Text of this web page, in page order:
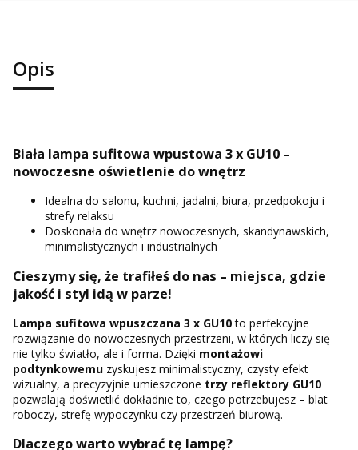
Opis
Biała lampa sufitowa wpustowa 3 x GU10 –
nowoczesne oświetlenie do wnętrz
Idealna do salonu, kuchni, jadalni, biura, przedpokoju i
strefy relaksu
Doskonała do wnętrz nowoczesnych, skandynawskich,
minimalistycznych i industrialnych
Cieszymy się, że trafiłeś do nas – miejsca, gdzie
jakość i styl idą w parze!
Lampa sufitowa wpuszczana 3 x GU10to perfekcyjne
rozwiązanie do nowoczesnych przestrzeni, w których liczy się
nie tylko światło, ale i forma. Dzięki montażowi
podtynkowemu zyskujesz minimalistyczny, czysty efekt
wizualny, a precyzyjnie umieszczone trzy reflektory GU10
pozwalają doświetlić dokładnie to, czego potrzebujesz – blat
roboczy, strefę wypoczynku czy przestrzeń biurową.
Dlaczego warto wybrać tę lampę?